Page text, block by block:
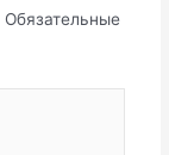
Обязательные